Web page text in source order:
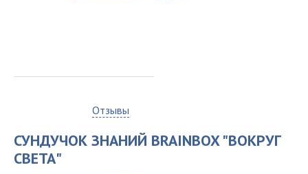
Отзывы
СУНДУЧОК ЗНАНИЙ BRAINBOX "ВОКРУГ
СВЕТА"